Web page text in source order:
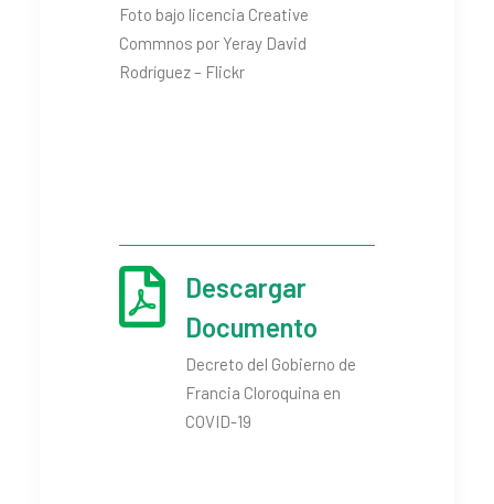
Foto bajo licencia Creative
Commnos por Yeray David
Rodríguez – Flickr
Descargar
Documento
Decreto del Gobierno de
Francia Cloroquina en
COVID-19